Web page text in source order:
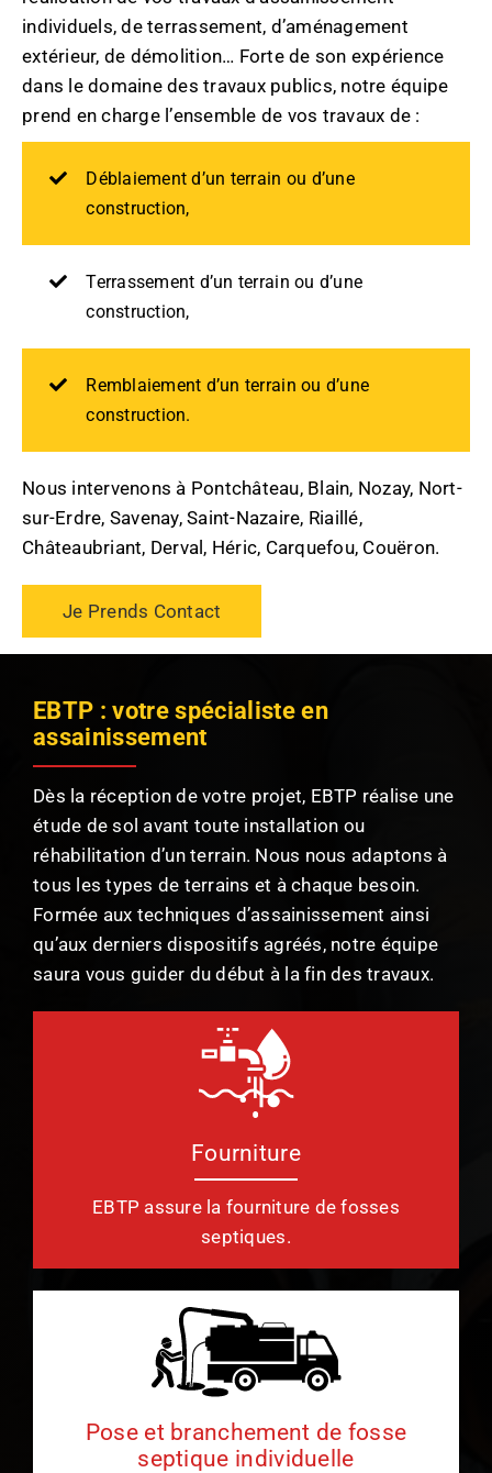
individuels, de terrassement, d’aménagement
extérieur, de démolition… Forte de son expérience
dans le domaine des travaux publics, notre équipe
prend en charge l’ensemble de vos travaux de :
Déblaiement d’un terrain ou d’une
construction,
Terrassement d’un terrain ou d’une
construction,
Remblaiement d’un terrain ou d’une
construction.
Nous intervenons à Pontchâteau, Blain, Nozay, Nort-
sur-Erdre, Savenay, Saint-Nazaire, Riaillé,
Châteaubriant, Derval, Héric, Carquefou, Couëron.
Je Prends Contact
EBTP : votre spécialiste en
assainissement
Dès la réception de votre projet, EBTP réalise une
étude de sol avant toute installation ou
réhabilitation d’un terrain. Nous nous adaptons à
tous les types de terrains et à chaque besoin.
Formée aux techniques d’assainissement ainsi
qu’aux derniers dispositifs agréés, notre équipe
saura vous guider du début à la fin des travaux.
Fourniture
EBTP assure la fourniture de fosses
septiques.
Pose et branchement de fosse
septique individuelle